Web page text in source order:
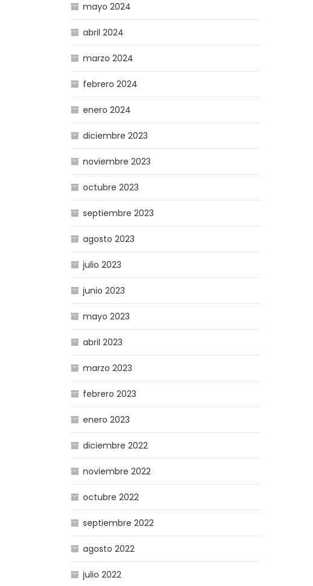
mayo 2024
abril 2024
marzo 2024
febrero 2024
enero 2024
diciembre 2023
noviembre 2023
octubre 2023
septiembre 2023
agosto 2023
julio 2023
junio 2023
mayo 2023
abril 2023
marzo 2023
febrero 2023
enero 2023
diciembre 2022
noviembre 2022
octubre 2022
septiembre 2022
agosto 2022
julio 2022